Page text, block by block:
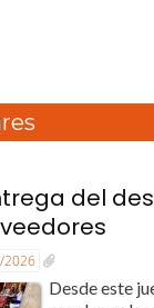
del
2026
Desde este